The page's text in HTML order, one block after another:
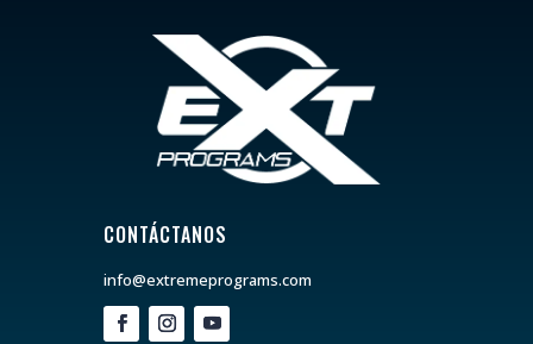
CONTÁCTANOS
info@extremeprograms.com